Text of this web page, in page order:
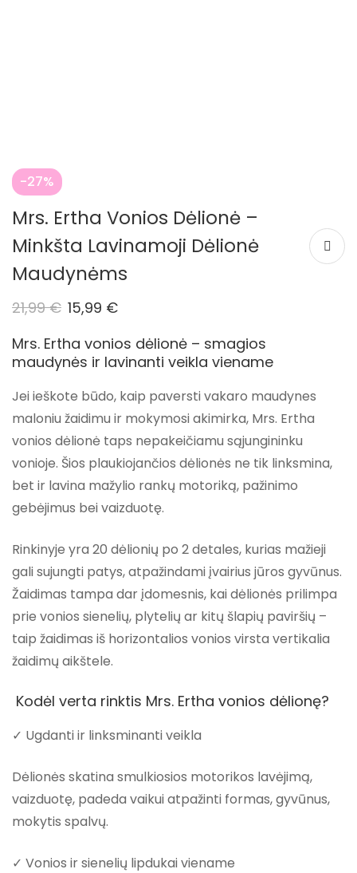
-27%
Mrs. Ertha Vonios Dėlionė –
Minkšta Lavinamoji Dėlionė
Maudynėms
21,99€ 15,99 €
Mrs. Ertha vonios dėlionė – smagios
maudynės ir lavinanti veikla viename
Jei ieškote būdo, kaip paversti vakaro maudynes
maloniu žaidimu ir mokymosi akimirka, Mrs. Ertha
vonios dėlionė taps nepakeičiamu sąjungininku
vonioje. Šios plaukiojančios dėlionės ne tik linksmina,
bet ir lavina mažylio rankų motoriką, pažinimo
gebėjimus bei vaizduotę.
Rinkinyje yra 20 dėlionių po 2 detales, kurias mažieji
gali sujungti patys, atpažindami įvairius jūros gyvūnus.
Žaidimas tampa dar įdomesnis, kai dėlionės prilimpa
prie vonios sienelių, plytelių ar kitų šlapių paviršių –
taip žaidimas iš horizontalios vonios virsta vertikalia
žaidimų aikštele.
Kodėl verta rinktis Mrs. Ertha vonios dėlionę?
✓ Ugdanti ir linksminanti veikla
Dėlionės skatina smulkiosios motorikos lavėjimą,
vaizduotę, padeda vaikui atpažinti formas, gyvūnus,
mokytis spalvų.
✓ Vonios ir sienelių lipdukai viename